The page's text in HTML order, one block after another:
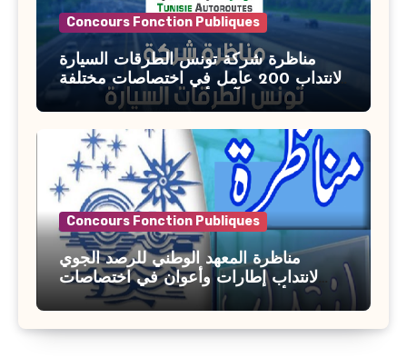
Concours Fonction Publiques
مناظرة شركة تونس الطرقات السيارة
لانتداب 200 عامل في اختصاصات مختلفة
آخر أجل : 21 جويلية 2026
Concours Fonction Publiques
مناظرة المعهد الوطني للرصد الجوي
لانتداب إطارات وأعوان في اختصاصات
مختلفة : أخر اجل للترشح 27 جويلية 2026